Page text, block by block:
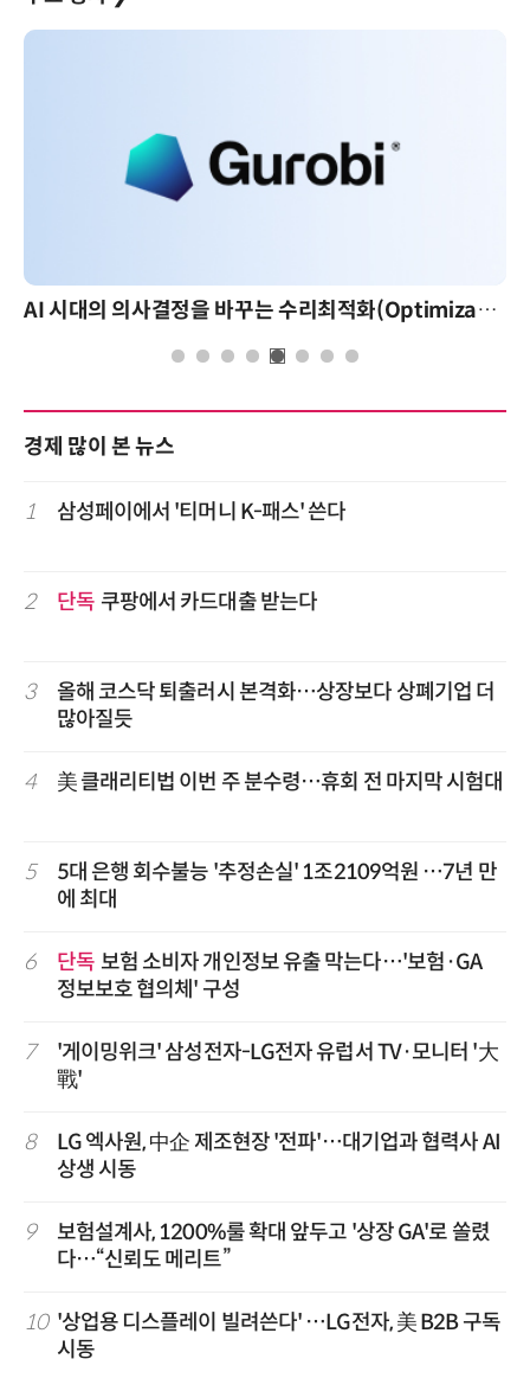
AI 시대의 의사결정을 바꾸는 수리최적화(Optimization): 실제 산업 적용 사례와 활용 전략
경제 많이 본 뉴스
1 삼성페이에서 '티머니 K-패스' 쓴다
2 단독 쿠팡에서 카드대출 받는다
3
올해 코스닥 퇴출러시 본격화…상장보다 상폐기업 더
많아질듯
4 美 클래리티법 이번 주 분수령…휴회 전 마지막 시험대
5
5대 은행 회수불능 '추정손실' 1조2109억원 …7년 만
에 최대
6 단독 보험 소비자 개인정보 유출 막는다…'보험·GA
정보보호 협의체' 구성
7
'게이밍위크' 삼성전자-LG전자 유럽서 TV·모니터 '大
戰'
8
LG 엑사원, 中企 제조현장 '전파'…대기업과 협력사 AI
상생 시동
9
보험설계사, 1200%룰 확대 앞두고 '상장 GA'로 쏠렸
다…“신뢰도 메리트”
10 '상업용 디스플레이 빌려쓴다' …LG전자, 美 B2B 구독
시동